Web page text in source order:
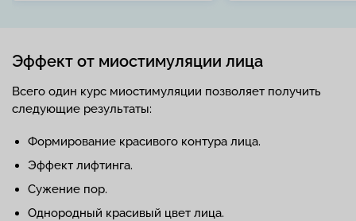
Эффект от миостимуляции лица
Всего один курс миостимуляции позволяет получить
следующие результаты:
Формирование красивого контура лица.
Эффект лифтинга.
Сужение пор.
Однородный красивый цвет лица.